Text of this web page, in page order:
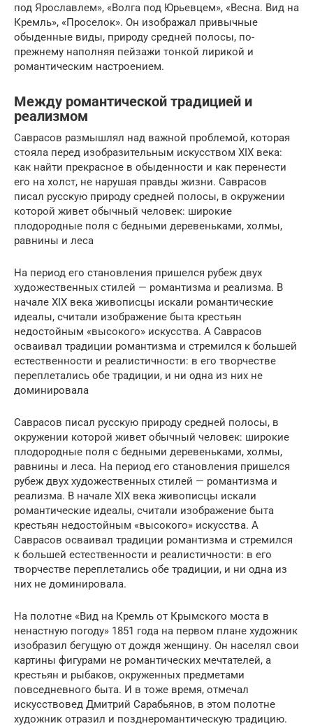
под Ярославлем», «Волга под Юрьевцем», «Весна. Вид на
Кремль», «Проселок». Он изображал привычные
обыденные виды, природу средней полосы, по-
прежнему наполняя пейзажи тонкой лирикой и
романтическим настроением.
Между романтической традицией и
реализмом
Саврасов размышлял над важной проблемой, которая
стояла перед изобразительным искусством XIX века:
как найти прекрасное в обыденности и как перенести
его на холст, не нарушая правды жизни. Саврасов
писал русскую природу средней полосы, в окружении
которой живет обычный человек: широкие
плодородные поля с бедными деревеньками, холмы,
равнины и леса
На период его становления пришелся рубеж двух
художественных стилей — романтизма и реализма. В
начале XIX века живописцы искали романтические
идеалы, считали изображение быта крестьян
недостойным «высокого» искусства. А Саврасов
осваивал традиции романтизма и стремился к большей
естественности и реалистичности: в его творчестве
переплетались обе традиции, и ни одна из них не
доминировала
Саврасов писал русскую природу средней полосы, в
окружении которой живет обычный человек: широкие
плодородные поля с бедными деревеньками, холмы,
равнины и леса. На период его становления пришелся
рубеж двух художественных стилей — романтизма и
реализма. В начале XIX века живописцы искали
романтические идеалы, считали изображение быта
крестьян недостойным «высокого» искусства. А
Саврасов осваивал традиции романтизма и стремился
к большей естественности и реалистичности: в его
творчестве переплетались обе традиции, и ни одна из
них не доминировала.
На полотне «Вид на Кремль от Крымского моста в
ненастную погоду» 1851 года на первом плане художник
изобразил бегущую от дождя женщину. Он населял свои
картины фигурами не романтических мечтателей, а
крестьян и рыбаков, окруженных предметами
повседневного быта. И в тоже время, отмечал
искусствовед Дмитрий Сарабьянов, в этом полотне
художник отразил и позднеромантическую традицию.